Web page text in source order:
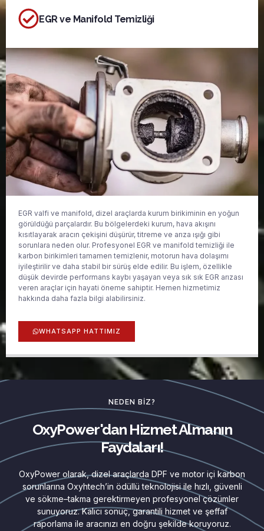
EGR ve Manifold Temizliği
EGR valfi ve manifold, dizel araçlarda kurum birikiminin en yoğun
görüldüğü parçalardır. Bu bölgelerdeki kurum, hava akışını
kısıtlayarak aracın çekişini düşürür, titreme ve arıza ışığı gibi
sorunlara neden olur. Profesyonel EGR ve manifold temizliği ile
karbon birikimleri tamamen temizlenir, motorun hava dolaşımı
iyileştirilir ve daha stabil bir sürüş elde edilir. Bu işlem, özellikle
düşük devirde performans kaybı yaşayan veya sık sık EGR arızası
veren araçlar için hayati öneme sahiptir. Hemen hizmetimiz
hakkında daha fazla bilgi alabilirsiniz.
WHATSAPP HATTIMIZ
NEDEN BIZ?
OxyPower'dan Hizmet Almanın
Faydaları!
OxyPower olarak, dizel araçlarda DPF ve motor içi karbon
sorunlarına Oxyhtech’in ödüllü teknolojisi ile hızlı, güvenli
ve sökme–takma gerektirmeyen profesyonel çözümler
sunuyoruz. Kalıcı sonuç, garantili hizmet ve şeffaf
raporlama ile aracınızı en doğru şekilde koruyoruz.